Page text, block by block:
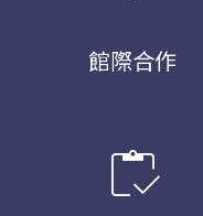
館際合作
inventory